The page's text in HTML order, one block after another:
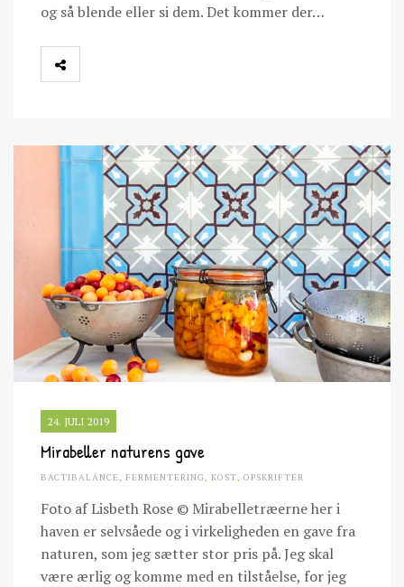
og så blende eller si dem. Det kommer der…
24. JULI 2019
Mirabeller naturens gave
BACTIBALANCE, FERMENTERING, KOST, OPSKRIFTER
Foto af Lisbeth Rose © Mirabelletræerne her i
haven er selvsåede og i virkeligheden en gave fra
naturen, som jeg sætter stor pris på. Jeg skal
være ærlig og komme med en tilståelse, for jeg